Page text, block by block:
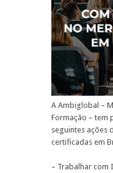
A Ambiglobal –
Formação – tem
seguintes ações
certificadas em
– Trabalhar com